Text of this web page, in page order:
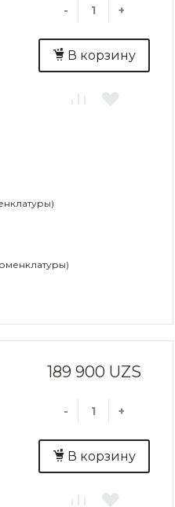
- +
В корзину
189 900 UZS
- +
В корзину